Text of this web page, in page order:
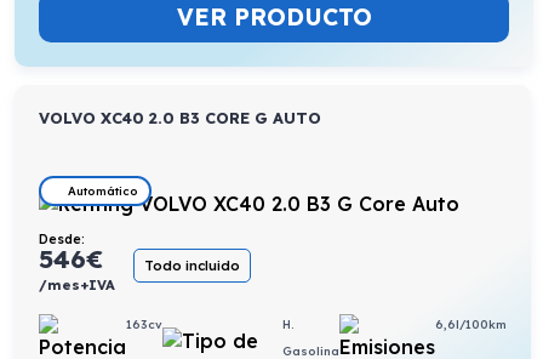
VER PRODUCTO
VOLVO XC40 2.0 B3 CORE G AUTO
Automático
Desde:
546€
/mes+IVA
Todo incluido
163cv
H.
Gasolina
6,6l/100km